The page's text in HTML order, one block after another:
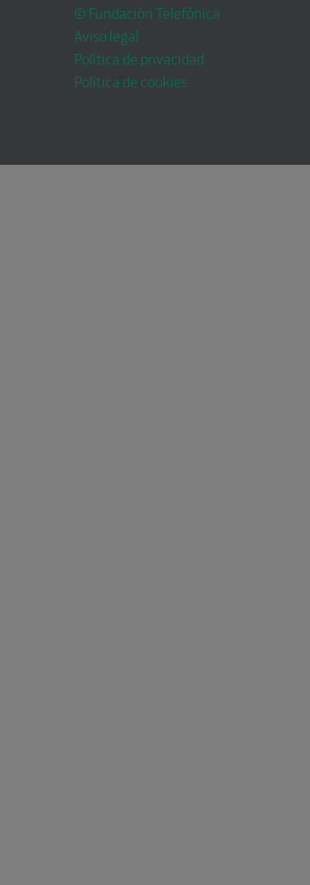
© Fundación Telefónica
Aviso legal
Política de privacidad
Política de cookies